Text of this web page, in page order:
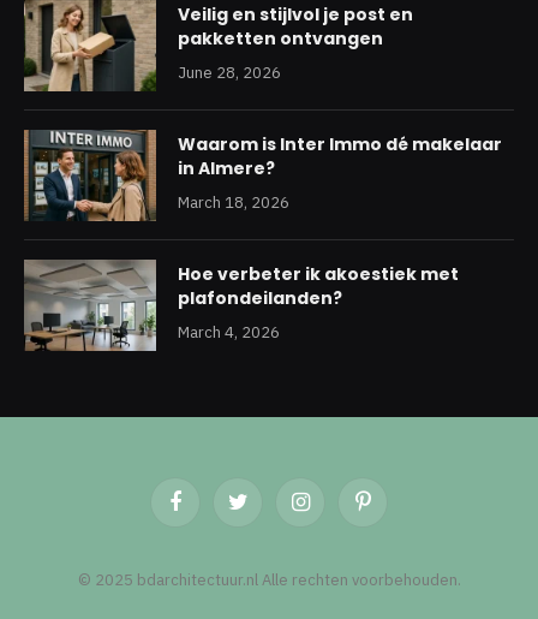
Veilig en stijlvol je post en
pakketten ontvangen
June 28, 2026
Waarom is Inter Immo dé makelaar
in Almere?
March 18, 2026
Hoe verbeter ik akoestiek met
plafondeilanden?
March 4, 2026
FacebookTwitter InstagramPinterest
© 2025 bdarchitectuur.nl Alle rechten voorbehouden.